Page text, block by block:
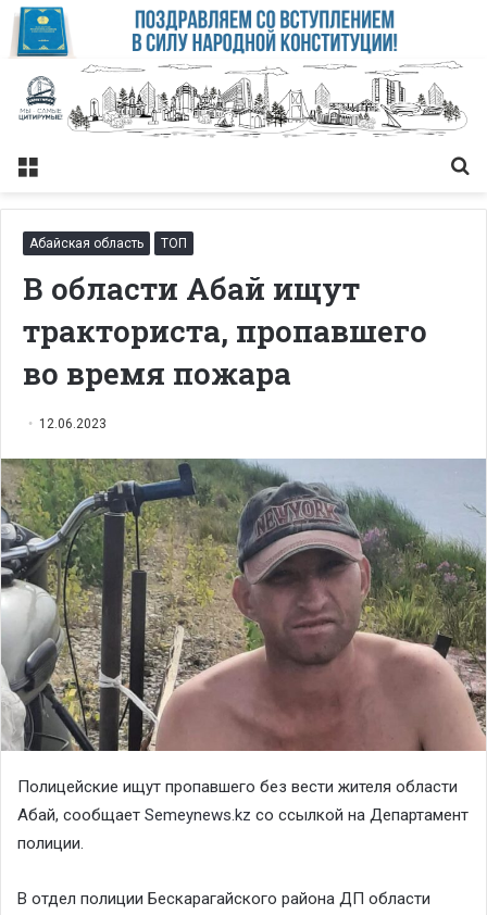
Меню
Абайская область ТОП
В области Абай ищут
тракториста, пропавшего
во время пожара
12.06.2023
Полицейские ищут пропавшего без вести жителя области
Абай, сообщает Semeynews.kz со ссылкой на Департамент
полиции.
В отдел полиции Бескарагайского района ДП области